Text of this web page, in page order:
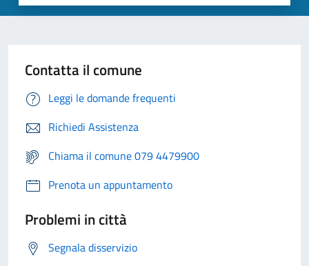
Contatta il comune
Leggi le domande frequenti
Richiedi Assistenza
Chiama il comune 079 4479900
Prenota un appuntamento
Problemi in città
Segnala disservizio